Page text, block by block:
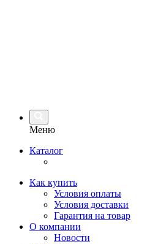
Меню
Каталог
Как купить
Условия оплаты
Условия доставки
Гарантия на товар
О компании
Новости